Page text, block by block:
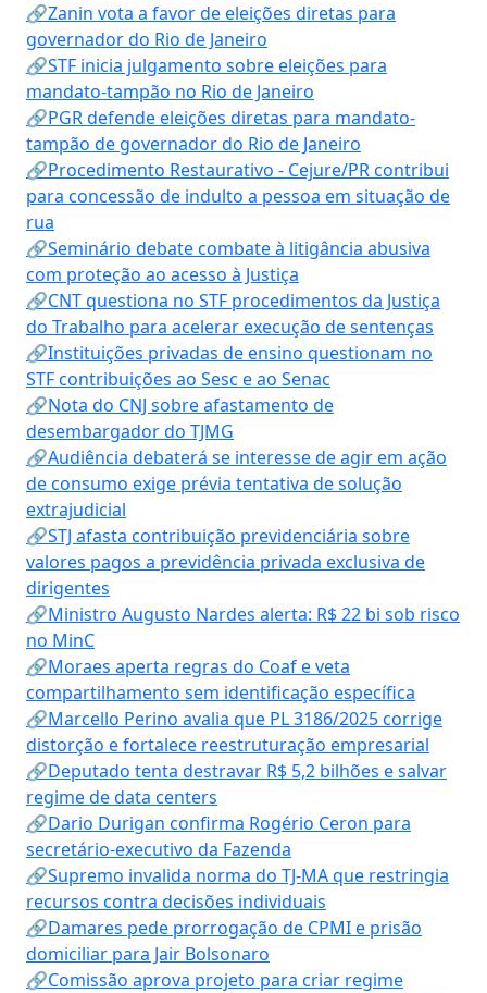
🔗Zanin vota a favor de eleições diretas para
governador do Rio de Janeiro
🔗STF inicia julgamento sobre eleições para
mandato-tampão no Rio de Janeiro
🔗PGR defende eleições diretas para mandato-
tampão de governador do Rio de Janeiro
🔗Procedimento Restaurativo - Cejure/PR contribui
para concessão de indulto a pessoa em situação de
rua
🔗Seminário debate combate à litigância abusiva
com proteção ao acesso à Justiça
🔗CNT questiona no STF procedimentos da Justiça
do Trabalho para acelerar execução de sentenças
🔗Instituições privadas de ensino questionam no
STF contribuições ao Sesc e ao Senac
🔗Nota do CNJ sobre afastamento de
desembargador do TJMG
🔗Audiência debaterá se interesse de agir em ação
de consumo exige prévia tentativa de solução
extrajudicial
🔗STJ afasta contribuição previdenciária sobre
valores pagos a previdência privada exclusiva de
dirigentes
🔗Ministro Augusto Nardes alerta: R$ 22 bi sob risco
no MinC
🔗Moraes aperta regras do Coaf e veta
compartilhamento sem identificação específica
🔗Marcello Perino avalia que PL 3186/2025 corrige
distorção e fortalece reestruturação empresarial
🔗Deputado tenta destravar R$ 5,2 bilhões e salvar
regime de data centers
🔗Dario Durigan confirma Rogério Ceron para
secretário-executivo da Fazenda
🔗Supremo invalida norma do TJ-MA que restringia
recursos contra decisões individuais
🔗Damares pede prorrogação de CPMI e prisão
domiciliar para Jair Bolsonaro
🔗Comissão aprova projeto para criar regime